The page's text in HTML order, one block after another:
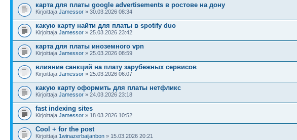
карта для платы google advertisements в ростове на дону
Kirjoittaja Jamessor » 30.03.2026 08:34
какую карту найти для платы в spotify duo
Kirjoittaja Jamessor » 25.03.2026 23:42
карта для платы иноземного vpn
Kirjoittaja Jamessor » 25.03.2026 08:59
влияние санкций на плату зарубежных сервисов
Kirjoittaja Jamessor » 25.03.2026 06:07
какую карту оформить для платы нетфликс
Kirjoittaja Jamessor » 24.03.2026 23:18
fast indexing sites
Kirjoittaja Jamessor » 18.03.2026 10:52
Cool + for the post
Kirjoittaja 1winazerbaijanbon » 15.03.2026 20:21